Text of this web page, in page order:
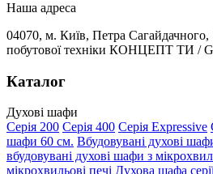
Наша адреса
04070, м. Київ, Петра Сагайдачного,
побутової техніки КОНЦЕПТ ТИ /
Каталог
Духові шафи
Серія 200 Серія 400 Серія Expressive
шафи 60 см. Вбудовувані духові
вбудовувані духові шафи з
мікрохвильові печі Духова шафа